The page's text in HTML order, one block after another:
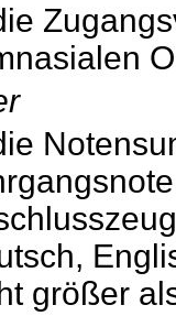
größer